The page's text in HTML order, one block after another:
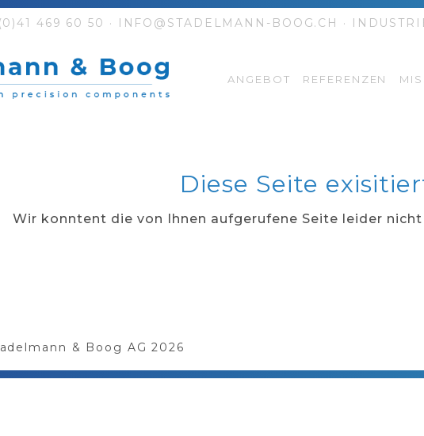
469 60 50 · INFO@STADELMANN-BOOG.CH ·
ANGEBOT REFERENZEN
Diese Seite
Wir konntent die von Ihnen aufgerufene Seite leider
& Boog AG 2026